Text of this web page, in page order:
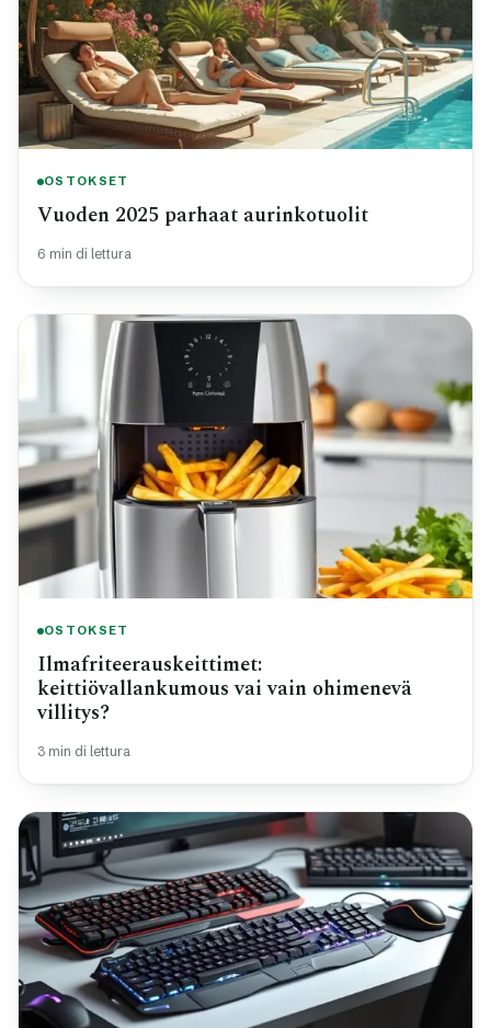
OSTOKSET
Vuoden 2025 parhaat aurinkotuolit
6 min di lettura
OSTOKSET
Ilmafriteerauskeittimet:
keittiövallankumous vai vain ohimenevä
villitys?
3 min di lettura